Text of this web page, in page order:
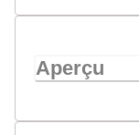
Aperçu